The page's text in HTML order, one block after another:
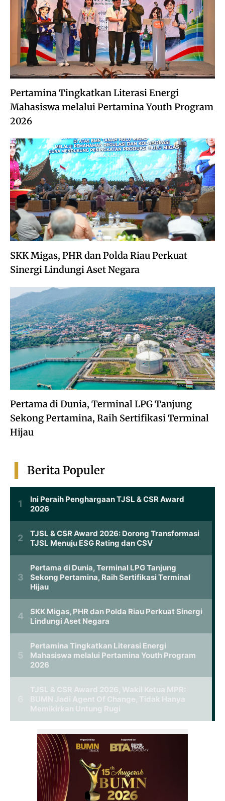
Pertamina Tingkatkan Literasi Energi
Mahasiswa melalui Pertamina Youth Program
2026
SKK Migas, PHR dan Polda Riau Perkuat
Sinergi Lindungi Aset Negara
Pertama di Dunia, Terminal LPG Tanjung
Sekong Pertamina, Raih Sertifikasi Terminal
Hijau
Berita Populer